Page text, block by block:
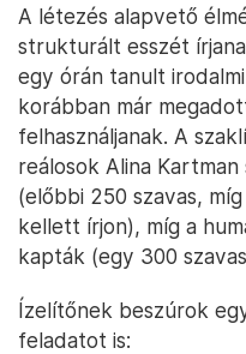
A létezés alapvető
strukturált esszét
egy órán tanult
korábban már
felhasználjanak. A
reálosok Alina
(előbbi 250 szavas,
kellett írjon), míg a
kapták (egy 300
Ízelítőnek beszúrok
feladatot is: